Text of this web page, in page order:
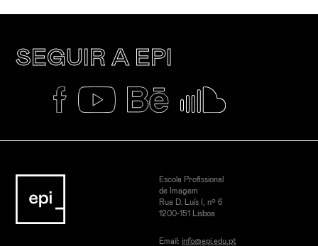
SEGUIR A EPI
Escola Profissional
de Imagem
Rua D. Luís I, nº 6
1200-151 Lisboa
Email: info@epi.edu.pt